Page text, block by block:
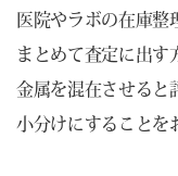
医院やラボの在庫整
まとめて査定に出す
金属を混在させると
小分けにすることを